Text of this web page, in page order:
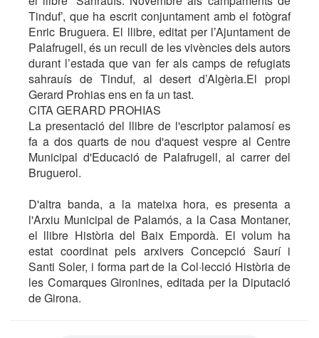
Tinduf’, que ha escrit conjuntament amb el fotògraf
Enric Bruguera. El llibre, editat per l’Ajuntament de
Palafrugell, és un recull de les vivències dels autors
durant l’estada que van fer als camps de refugiats
sahrauís de Tinduf, al desert d’Algèria.El propi
Gerard Prohias ens en fa un tast.
CITA GERARD PROHIAS
La presentació del llibre de l'escriptor palamosí es
fa a dos quarts de nou d'aquest vespre al Centre
Municipal d'Educació de Palafrugell, al carrer del
Bruguerol.
D'altra banda, a la mateixa hora, es presenta a
l'Arxiu Municipal de Palamós, a la Casa Montaner,
el llibre Història del Baix Empordà. El volum ha
estat coordinat pels arxivers Concepció Saurí i
Santi Soler, i forma part de la Col·lecció Història de
les Comarques Gironines, editada per la Diputació
de Girona.